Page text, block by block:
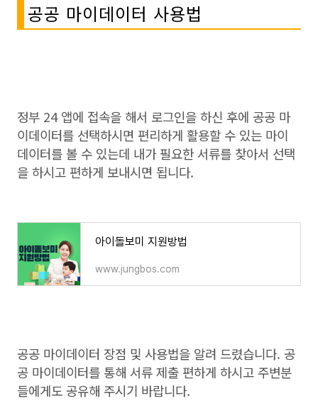
공공 마이데이터 사용법
정부 24 앱에 접속을 해서 로그인을 하신 후에 공공 마
이데이터를 선택하시면 편리하게 활용할 수 있는 마이
데이터를 볼 수 있는데 내가 필요한 서류를 찾아서 선택
을 하시고 편하게 보내시면 됩니다.
아이돌보미 지원방법
www.jungbos.com
공공 마이데이터 장점 및 사용법을 알려 드렸습니다. 공
공 마이데이터를 통해 서류 제출 편하게 하시고 주변분
들에게도 공유해 주시기 바랍니다.